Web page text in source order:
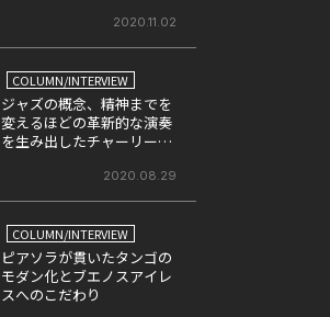
2020.11.02
COLUMN/INTERVIEW
ジャズの概念、精神までを
変えるほどの革新的な演奏
を生み出したチャーリー・
2020.08.29
COLUMN/INTERVIEW
ピアソラが貫いたタンゴの
モダン化とブエノスアイレ
スへのこだわり